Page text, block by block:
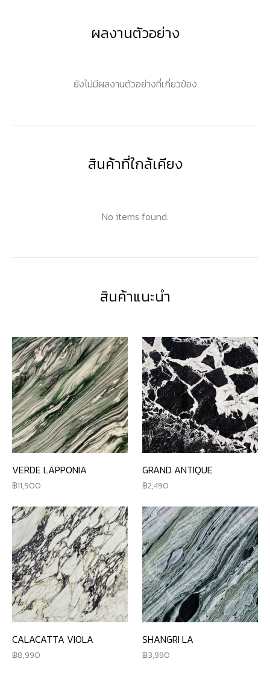
ผลงานตัวอย่าง
ยังไม่มีผลงานตัวอย่างที่เกี่ยวข้อง
สินค้าที่ใกล้เคียง
No items found.
สินค้าแนะนำ
VERDE LAPPONIA
11,900
GRAND ANTIQUE
2,490
CALACATTA VIOLA
8,990
SHANGRI LA
3,990